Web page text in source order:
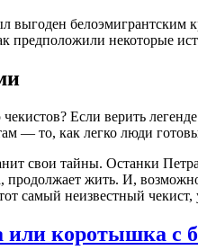
выгоден
предположили некоторые
Если верить
— то, как легко люди
свои тайны. Останки
продолжает жить. И,
самый неизвестный чекист,
или коротышка с